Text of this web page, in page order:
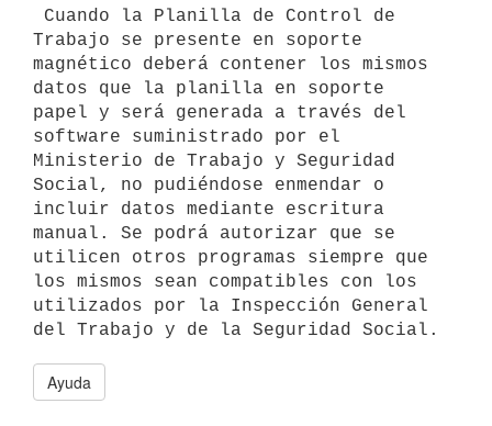
Trabajo se presente en soporte
magnético deberá contener los mismos
datos que la planilla en soporte
papel y será generada a través del
software suministrado por el
Ministerio de Trabajo y Seguridad
Social, no pudiéndose enmendar o
incluir datos mediante escritura
manual. Se podrá autorizar que se
utilicen otros programas siempre que
los mismos sean compatibles con los
utilizados por la Inspección General
Ayuda